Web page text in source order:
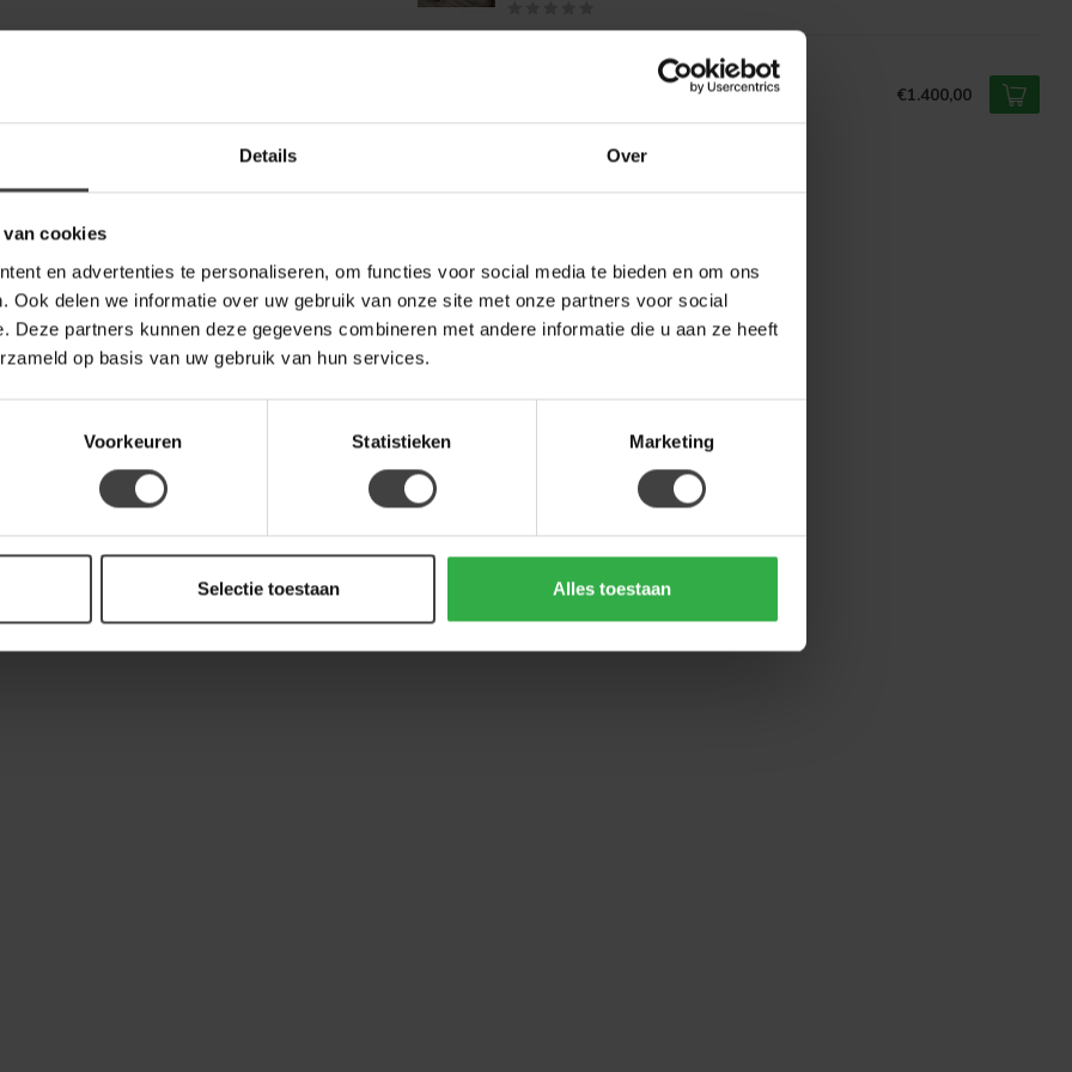
Details Over
van cookies
en advertenties te personaliseren, om functies voor social media te bieden en om ons
Ook delen we informatie over uw gebruik van onze site met onze partners voor social
Deze partners kunnen deze gegevens combineren met andere informatie die u aan ze heeft
op basis van uw gebruik van hun services.
Voorkeuren Statistieken Marketing
Selectie toestaan Alles toestaan
je gasten ontvangt.
rechts volop ruimte om te ontspannen, zonder
bank die comfort, kwaliteit en uitstraling
jarenlang woonplezier biedt.
Je beoordeling toevoegen
WoonMax Bank Boogie - Vele €1.400,00